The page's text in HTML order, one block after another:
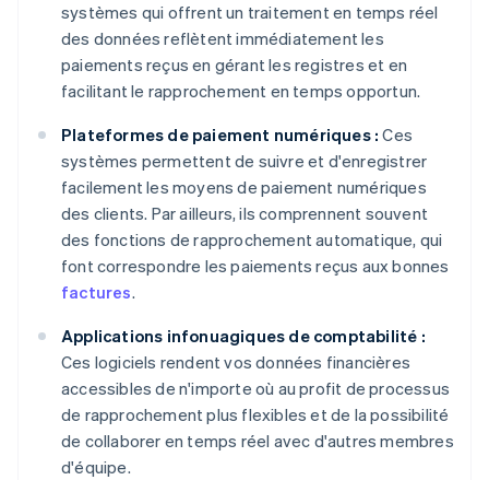
systèmes qui offrent un traitement en temps réel
des données reflètent immédiatement les
paiements reçus en gérant les registres et en
facilitant le rapprochement en temps opportun.
Plateformes de paiement numériques : Ces
systèmes permettent de suivre et d'enregistrer
facilement les moyens de paiement numériques
des clients. Par ailleurs, ils comprennent souvent
des fonctions de rapprochement automatique, qui
font correspondre les paiements reçus aux bonnes
factures.
Applications infonuagiques de comptabilité :
Ces logiciels rendent vos données financières
accessibles de n'importe où au profit de processus
de rapprochement plus flexibles et de la possibilité
de collaborer en temps réel avec d'autres membres
d'équipe.